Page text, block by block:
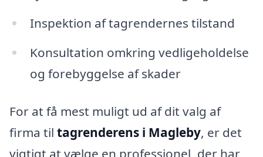
Inspektion af tagrendernes tilstand
Konsultation omkring vedligeholdelse
og forebyggelse af skader
For at få mest muligt ud af dit valg af
firma til tagrenderens i Magleby, er det
vigtigt at vælge en professionel, der har